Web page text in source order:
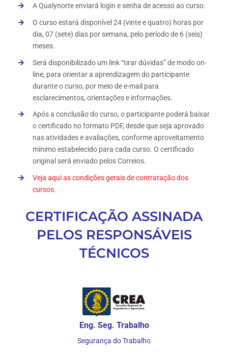
A Qualynorte enviará login e senha de acesso ao curso.
O curso estará disponível 24 (vinte e quatro) horas por
dia, 07 (sete) dias por semana, pelo período de 6 (seis)
meses.
Será disponibilizado um link “tirar dúvidas” de modo on-
line, para orientar a aprendizagem do participante
durante o curso, por meio de e-mail para
esclarecimentos, orientações e informações.
Após a conclusão do curso, o participante poderá baixar
o certificado no formato PDF, desde que seja aprovado
nas atividades e avaliações, conforme aproveitamento
mínimo estabelecido para cada curso. O certificado
original será enviado pelos Correios.
Veja aqui as condições gerais de contratação dos
cursos.
CERTIFICAÇÃO ASSINADA
PELOS RESPONSÁVEIS
TÉCNICOS
Eng. Seg. Trabalho
Segurança do Trabalho